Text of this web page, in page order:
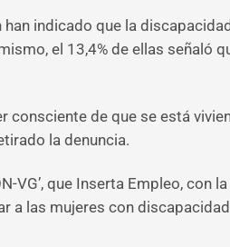
indicado que la
el 13,4% de ellas señaló
de que se está
la denuncia.
VG’, que Inserta Empleo, con
las mujeres con